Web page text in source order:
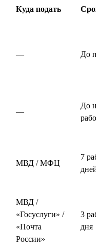
Куда подать Срок
— До
—
До
МВД / МФЦ
7
дней
МВД /
«Госуслуги» /
«Почта
России»
3
дня